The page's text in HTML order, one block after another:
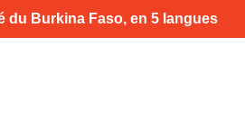
du Burkina Faso, en 5 langues